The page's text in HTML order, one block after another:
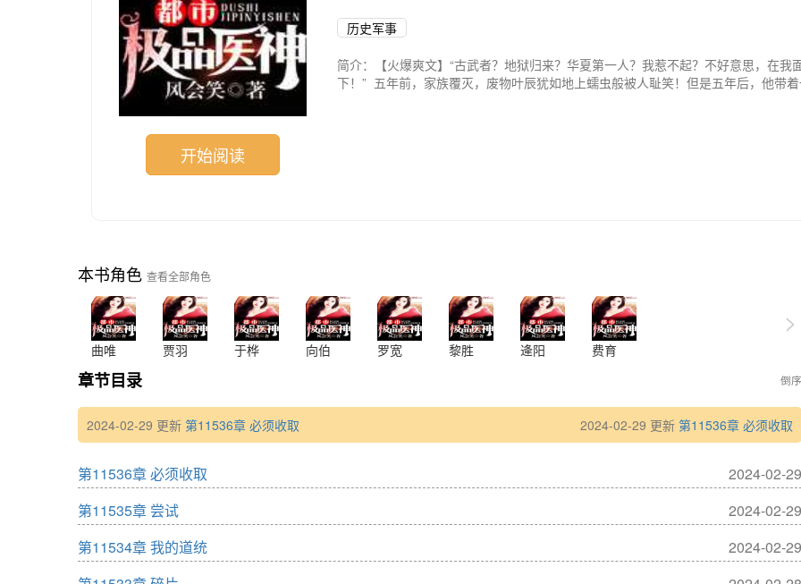
开始阅读
历史军事
简介：【火爆爽文】“古武者？地狱归来？华夏第一人？我惹不起？不好意思，在我
下！” 五年前，家族覆灭，废物叶辰犹如地上蠕虫般被人耻笑！但是五年后，他带
本书角色 查看全部角色
曲唯 贾羽 于桦 向伯 罗宽 黎胜 逄阳 费育
>
章节目录 倒序
2024-02-29 更新 第11536章 必须收取 2024-02-29 更新 第11536章 必须收取
第11536章 必须收取
2024-02-29
第11535章 尝试
2024-02-29
第11534章 我的道统
2024-02-29